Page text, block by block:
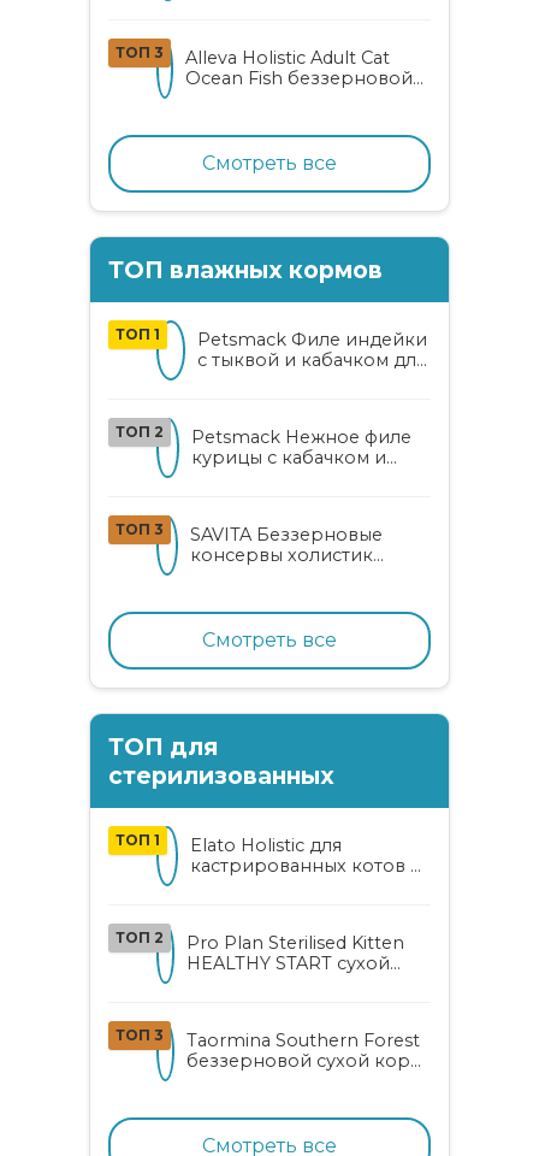
ТОП 3
Alleva Holistic Adult Cat
Ocean Fish беззерновой
рыбой, коноплей и алоэ
вера
Смотреть все
ТОП влажных кормов
ТОП 1
Petsmack Филе индейки
с тыквой и кабачком для
ТОП 2
Petsmack Нежное филе
курицы с кабачком и
ТОП 3
SAVITA Беззерновые
консервы холистик
Смотреть все
ТОП для
стерилизованных
ТОП 1
Elato Holistic для
кастрированных котов и
ТОП 2
Pro Plan Sterilised Kitten
HEALTHY START сухой
лососем
ТОП 3
Taormina Southern Forest
беззерновой сухой корм
ягодами и овощами
Смотреть все